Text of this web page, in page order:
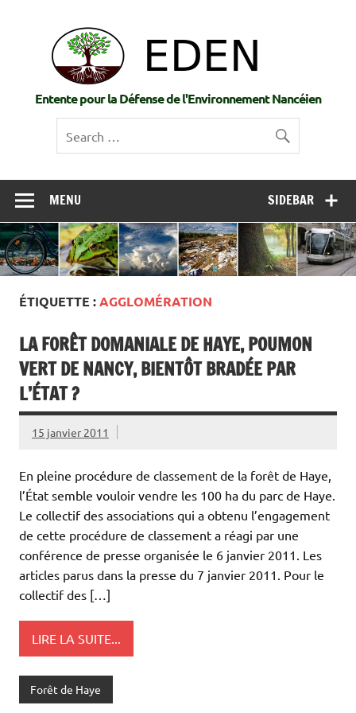
Entente pour la Défense de l'Environnement Nancéien
SIDEBAR
MENU
ÉTIQUETTE :AGGLOMÉRATION
LA FORÊT DOMANIALE DE HAYE, POUMON
VERT DE NANCY, BIENTÔT BRADÉE PAR
L’ÉTAT ?
15 janvier 2011
En pleine procédure de classement de la forêt de Haye,
l’État semble vouloir vendre les 100 ha du parc de Haye.
Le collectif des associations qui a obtenu l’engagement
de cette procédure de classement a réagi par une
conférence de presse organisée le 6 janvier 2011. Les
articles parus dans la presse du 7 janvier 2011. Pour le
collectif des […]
LIRE LA SUITE...
Forêt de Haye